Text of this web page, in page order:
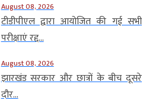
August 08, 2026
टीडीपीएल द्वारा आयोजित की गई सभी
परीक्षाएं रद्द...
August 08, 2026
झारखंड सरकार और छात्रों के बीच दूसरे
दौर...